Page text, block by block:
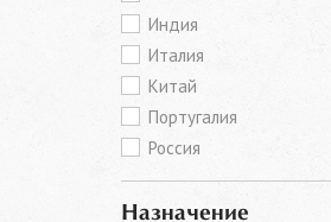
Индия
Италия
Китай
Португалия
Россия
Назначение